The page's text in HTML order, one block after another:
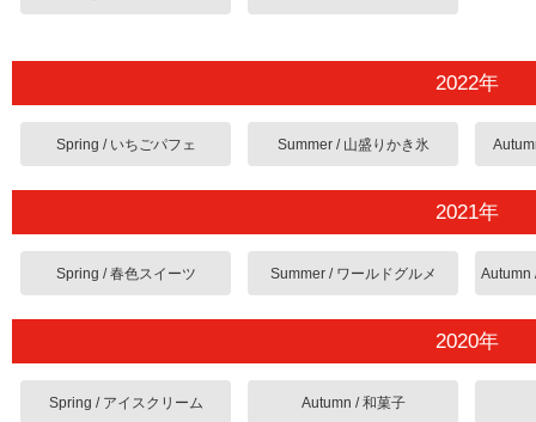
2022年
Spring / いちごパフェ Summer / 山盛りかき氷
2021年
Spring / 春色スイーツ Summer / ワールドグルメ
2020年
Spring / アイスクリーム Autumn / 和菓子